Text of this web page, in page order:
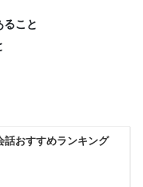
ること
話おすすめランキング